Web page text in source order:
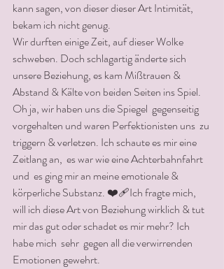
kann sagen, von dieser dieser Art Intimität,
bekam ich nicht genug.
Wir durften einige Zeit, auf dieser Wolke
schweben. Doch schlagartig änderte sich
unsere Beziehung, es kam Mißtrauen &
Abstand & Kälte von beiden Seiten ins Spiel.
Oh ja, wir haben uns die Spiegel  gegenseitig
vorgehalten und waren Perfektionisten uns  zu
triggern & verletzen. Ich schaute es mir eine
Zeitlang an,  es war wie eine Achterbahnfahrt
und  es ging mir an meine emotionale &
körperliche Substanz. ❤️‍🩹Ich fragte mich,
will ich diese Art von Beziehung wirklich & tut
mir das gut oder schadet es mir mehr? Ich
habe mich  sehr  gegen all die verwirrenden
Emotionen gewehrt.